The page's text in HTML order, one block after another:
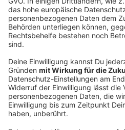
100 Tage Krause: Was
bewegt hat
Seit dem 1. Mai ist Dominik
Oberbürgermeister – als